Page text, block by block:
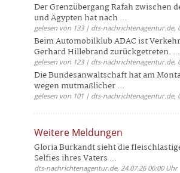
Der Grenzübergang Rafah zwischen
und Ägypten hat nach ...
gelesen von 133 | dts-nachrichtenagentur.de,
Beim Automobilklub ADAC ist
Gerhard Hillebrand zurückgetreten. ...
gelesen von 123 | dts-nachrichtenagentur.de,
Die Bundesanwaltschaft hat am
wegen mutmaßlicher ...
gelesen von 101 | dts-nachrichtenagentur.de,
Weitere Meldungen
Gloria Burkandt sieht die
Selfies ihres Vaters ...
dts-nachrichtenagentur.de, 24.07.26 06:00 Uhr